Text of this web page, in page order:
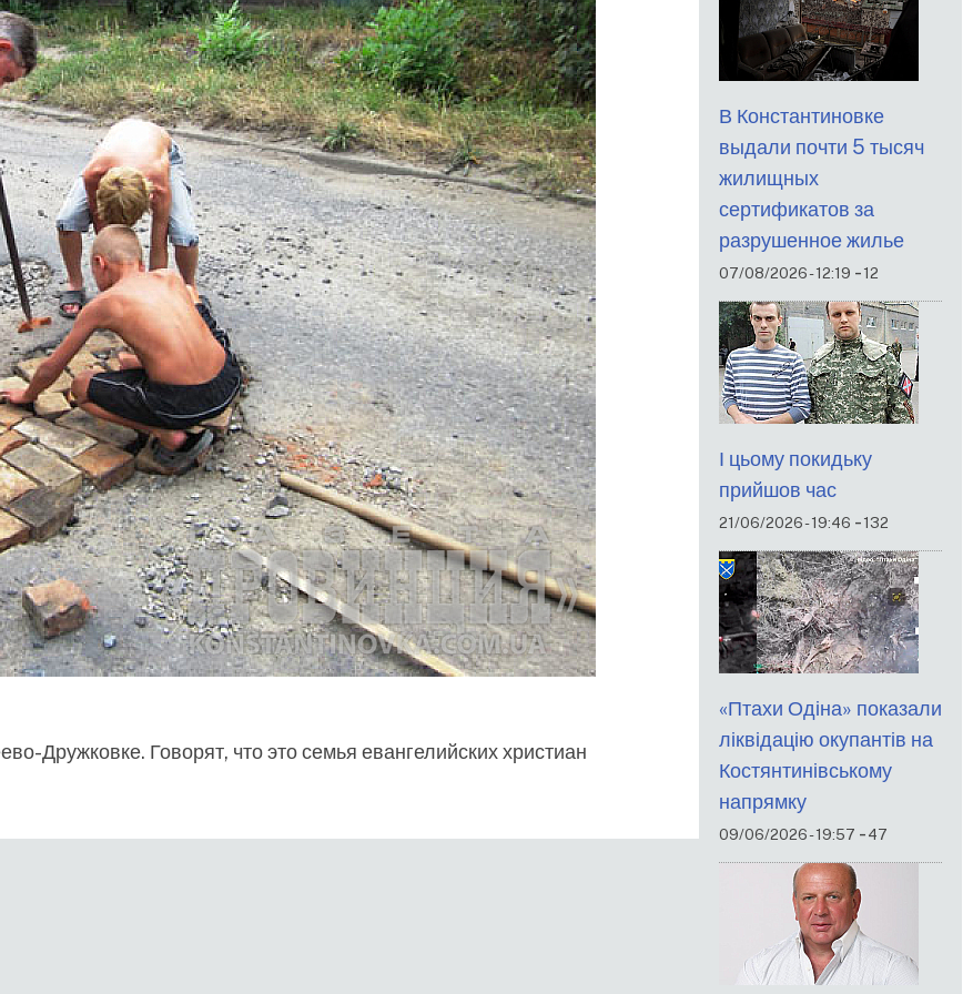
Дружковке. Говорят, что это семья евангелийских христиан
В Константиновке
выдали почти 5 тысяч
жилищных
сертификатов за
разрушенное жилье
07/08/2026 - 12:19 -12
І цьому покидьку
прийшов час
21/06/2026 - 19:46 -132
«Птахи Одіна» показали
ліквідацію окупантів на
Костянтинівському
напрямку
09/06/2026 - 19:57 -47